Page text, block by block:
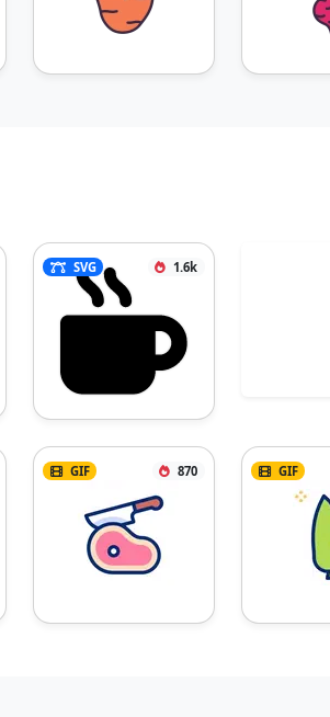
SVG 1.6k
GIF 870 GIF